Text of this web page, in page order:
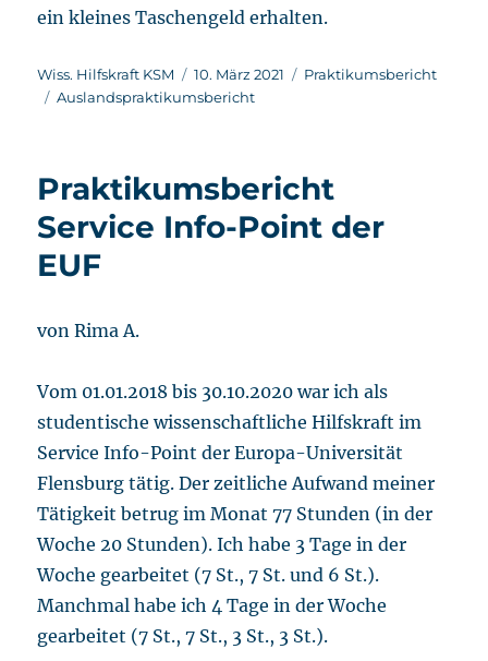
ein kleines Taschengeld erhalten.
Autor
Wiss. Hilfskraft KSM
Veröffentlicht
am
10. März 2021 Kategorien
Praktikumsbericht
Schlagwörter
Auslandspraktikumsbericht
Praktikumsbericht
Service Info-Point der
EUF
von Rima A.
Vom 01.01.2018 bis 30.10.2020 war ich als
studentische wissenschaftliche Hilfskraft im
Service Info-Point der Europa-Universität
Flensburg tätig. Der zeitliche Aufwand meiner
Tätigkeit betrug im Monat 77 Stunden (in der
Woche 20 Stunden). Ich habe 3 Tage in der
Woche gearbeitet (7 St., 7 St. und 6 St.).
Manchmal habe ich 4 Tage in der Woche
gearbeitet (7 St., 7 St., 3 St., 3 St.).